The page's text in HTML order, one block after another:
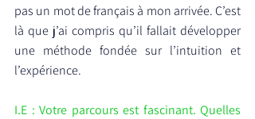
pas un mot de français à mon arrivée. C’est
là que j’ai compris qu’il fallait développer
une méthode fondée sur l’intuition et
l’expérience.
I.E : Votre parcours est fascinant. Quelles